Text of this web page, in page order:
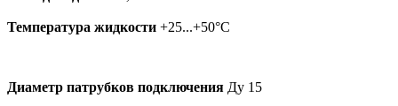
Температура жидкости +25...+50°С
Диаметр патрубков подключения Ду 15